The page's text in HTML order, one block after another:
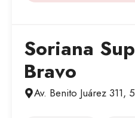
Soriana
Bravo
Av. Benito Juárez 311,